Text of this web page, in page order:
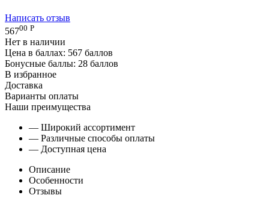
Написать отзыв
56700 Р
Нет в наличии
Цена в баллах: 567 баллов
Бонусные баллы: 28 баллов
В избранное
Доставка
Варианты оплаты
Наши преимущества
— Широкий ассортимент
— Различные способы оплаты
— Доступная цена
Описание
Особенности
Отзывы